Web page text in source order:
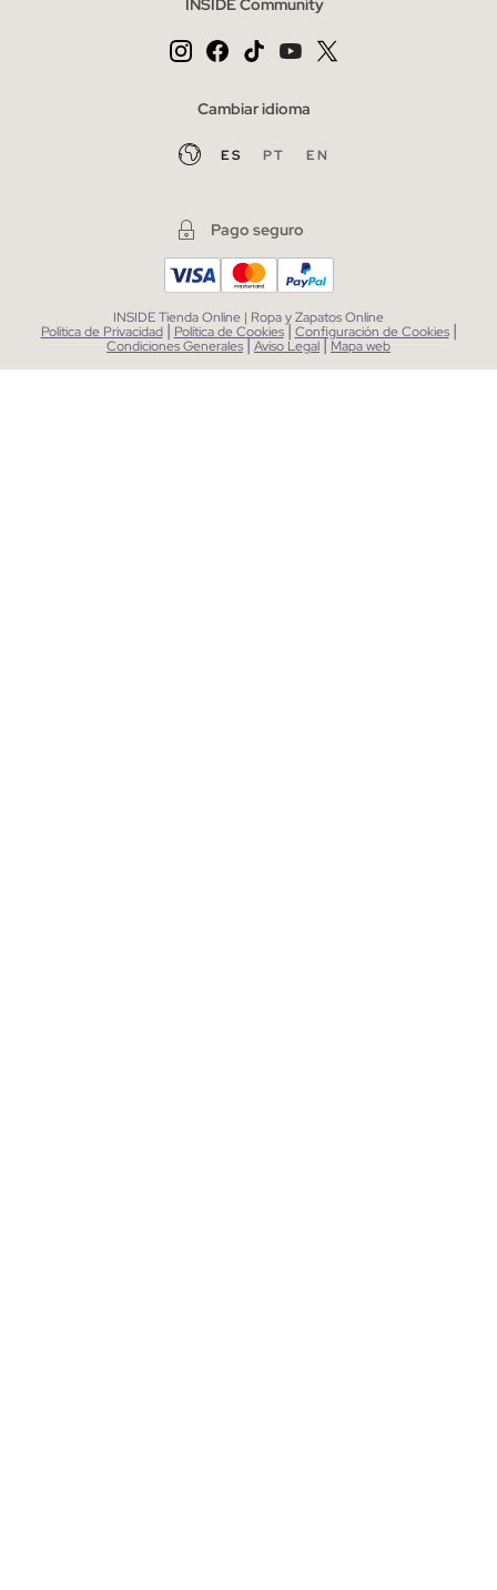
INSIDE Community
Cambiar idioma
ES PT EN
Pago seguro
INSIDE Tienda Online | Ropa y Zapatos Online
Política de Privacidad | Política de Cookies| Configuración de Cookies |
Condiciones Generales|Aviso Legal| Mapa web